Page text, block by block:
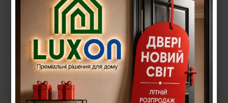
Додати в кошик
Додати в кошик